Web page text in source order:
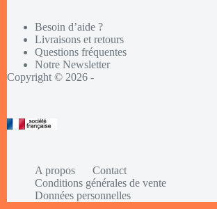
Besoin d’aide ?
Livraisons et retours
Questions fréquentes
Notre Newsletter
Copyright © 2026 -
A propos
Contact
Conditions générales de vente
Données personnelles